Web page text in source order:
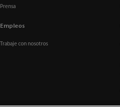
Prensa
Empleos
Trabaje con nosotros